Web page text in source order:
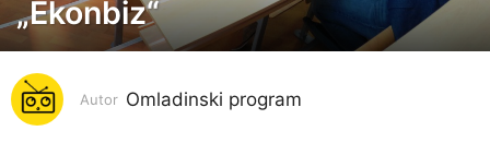
n
„Ekonbiz“
Autor Omladinski program